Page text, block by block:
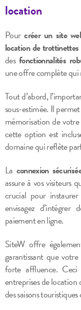
location
Pourcréer un site
location de
des fonctionnalités
une offre complète qui
Tout d’abord,
sous-estimée. Il
mémorisation de
cette option est
domaine qui reflète
La connexion
assure à vos visiteurs
crucial pour
envisagez d’intégrer
paiement en ligne.
SiteW offre
garantissant que
forte affluence.
entreprises de location
des saisons